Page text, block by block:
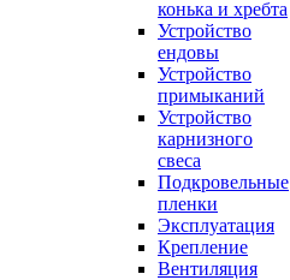
конька и хребта
Устройство
ендовы
Устройство
примыканий
Устройство
карнизного
свеса
Подкровельные
пленки
Эксплуатация
Крепление
Вентиляция